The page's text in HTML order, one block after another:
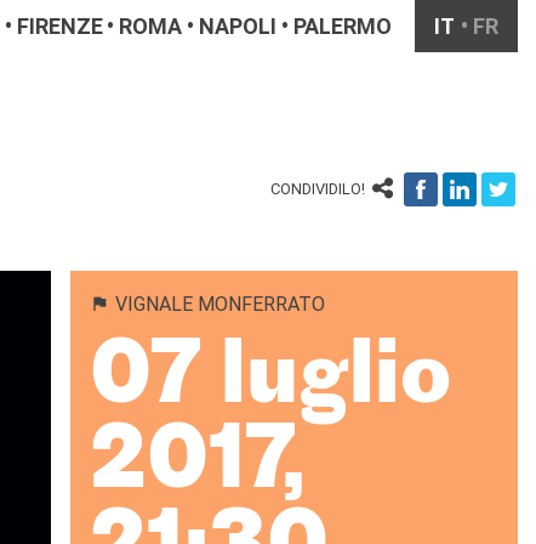
FIRENZE ROMA NAPOLI PALERMO IT FR
CONDIVIDILO!
VIGNALE MONFERRATO
07 luglio
2017,